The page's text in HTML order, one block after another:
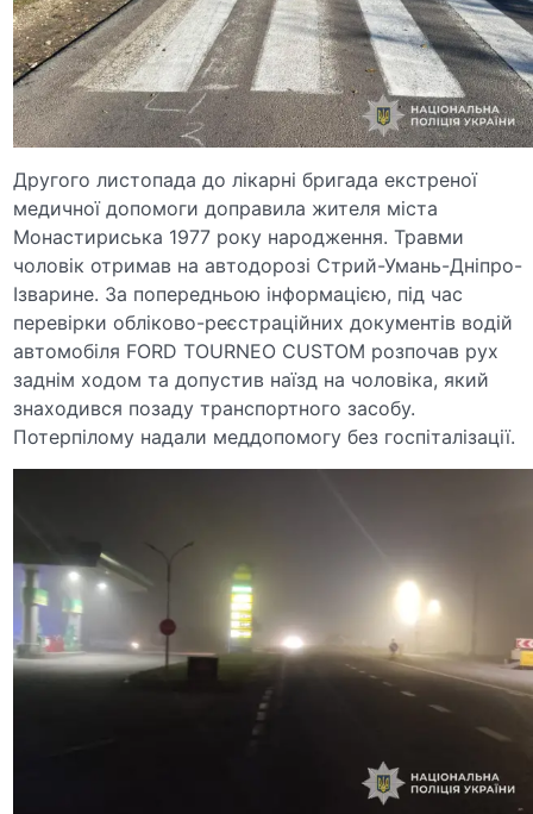
Другого листопада до лікарні бригада екстреної
медичної допомоги доправила жителя міста
Монастириська 1977 року народження. Травми
чоловік отримав на автодорозі Стрий-Умань-Дніпро-
Ізварине. За попередньою інформацією, під час
перевірки обліково-реєстраційних документів водій
автомобіля FORD TOURNEO CUSTOM розпочав рух
заднім ходом та допустив наїзд на чоловіка, який
знаходився позаду транспортного засобу.
Потерпілому надали меддопомогу без госпіталізації.